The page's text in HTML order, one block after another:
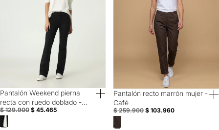
Special Prices
Pantalón Weekend pierna
recta con ruedo doblado -
Negro
$ 129.900 $ 45.465
60% Off
Pantalón recto marrón mujer -
Café
$ 259.900 $ 103.960